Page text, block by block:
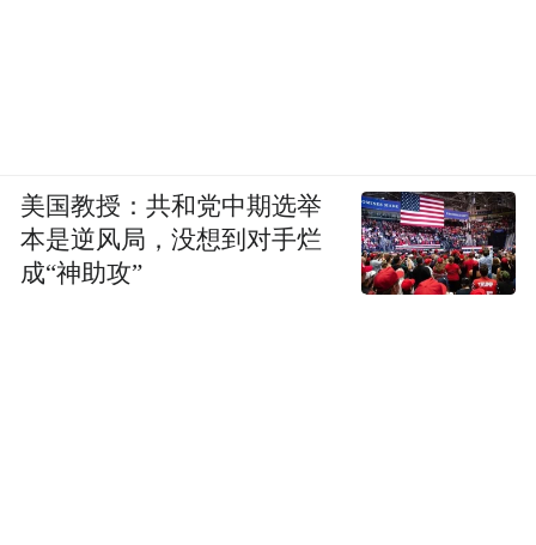
美国教授：共和党中期选举
本是逆风局，没想到对手烂
成“神助攻”